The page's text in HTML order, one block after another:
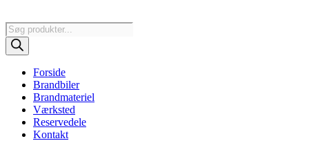
Products
search
Forside
Brandbiler
Brandmateriel
Værksted
Reservedele
Kontakt